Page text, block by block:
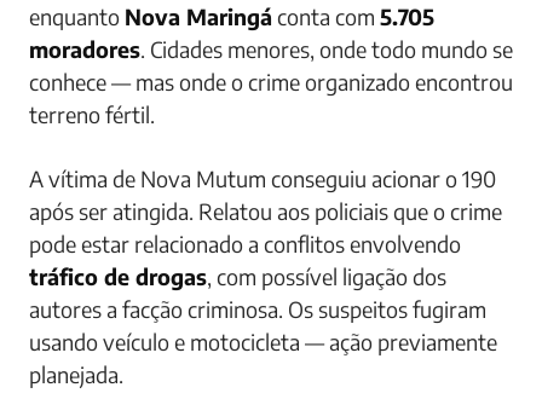
enquanto Nova Maringá conta com 5.705
moradores. Cidades menores, onde todo mundo se
conhece — mas onde o crime organizado encontrou
terreno fértil.
A vítima de Nova Mutum conseguiu acionar o 190
após ser atingida. Relatou aos policiais que o crime
pode estar relacionado a conflitos envolvendo
tráfico de drogas, com possível ligação dos
autores a facção criminosa. Os suspeitos fugiram
usando veículo e motocicleta — ação previamente
planejada.